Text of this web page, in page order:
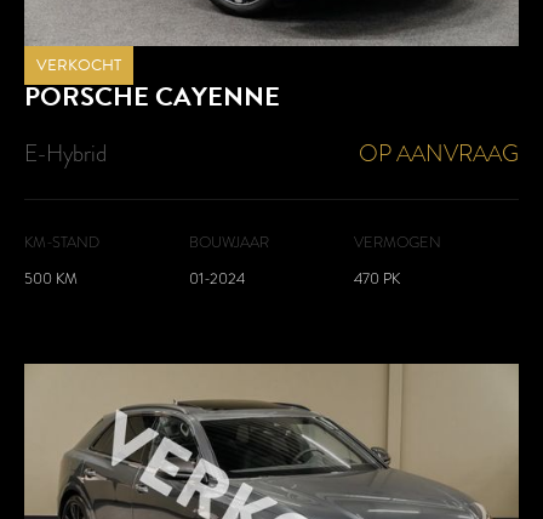
VERKOCHT
PORSCHECAYENNE
E-Hybrid OP AANVRAAG
KM-STAND
500 KM
BOUWJAAR
01-2024
VERMOGEN
470 PK